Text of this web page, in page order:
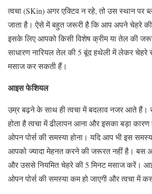
त्‍वचा (SKin) अगर एक्टिव न रहे, तो उस स्थान पर
जाता है। ऐसे में बहुत जरूरी है कि आप अपने चेहरे
इसके लिए आपको किसी विशेष क्रीम या तेल की
साधारण नारियल तेल की 5 बूंद हथेली में लेकर
मसाज कर सकती हैं।
आइस फेशियल
उम्र बढ़ने के साथ ही त्वचा में बदलाव नजर आते हैं।
होता है त्वचा में ढीलापन आना और इसका बड़ा कारण
ओपन पोर्स की समस्या होना। यदि आप भी इस
आपको ज्यादा मेहनत करने की जरूरत नहीं है। बस
और उससे नियमित चेहरे की 5 मिनट मसाज करें।
ओपन पोर्स की समस्या कम हो जाएगी और त्वचा में